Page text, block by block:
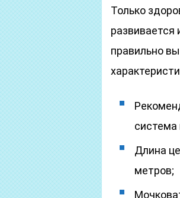
Только
правильно
система
Длина
метров;